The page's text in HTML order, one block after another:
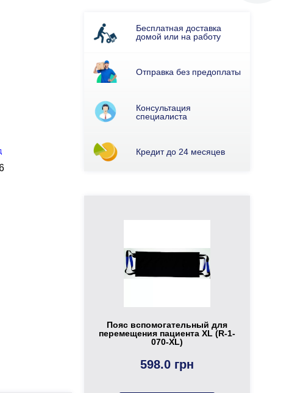
Бесплатная доставка
домой или на работу
Отправка без предоплаты
Консультация
специалиста
Кредит до 24 месяцев
Пояс вспомогательный для
перемещения пациента XL (R-1-
070-XL)
598.0 грн